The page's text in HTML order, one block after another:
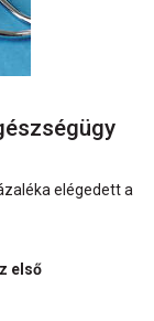
elégedett a
első